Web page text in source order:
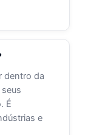
dentro da
É
e